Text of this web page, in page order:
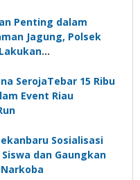
Penting dalam
Jagung, Polsek
SerojaTebar 15 Ribu
Event Riau
Sosialisasi
dan Gaungkan